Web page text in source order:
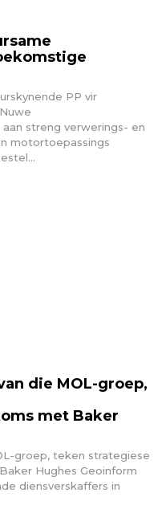
PP vir
streng verwerings- en
motortoepassings
die MOL-groep,
met Baker
groep, teken strategiese
Hughes Geoinform
diensverskaffers in